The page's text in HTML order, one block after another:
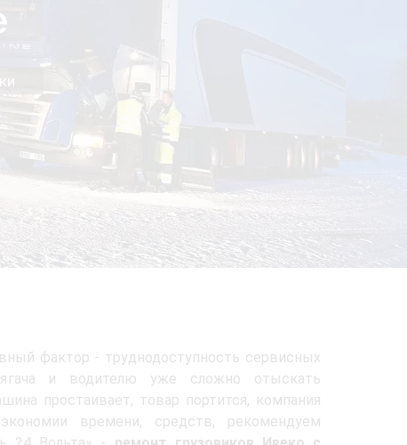
фактор - труднодоступность сервисных
и водителю уже сложно отыскать
простаивает, товар портится, компания
времени, средств, рекомендуем